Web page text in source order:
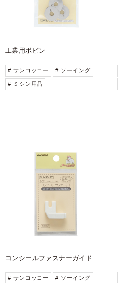
工業用ボビン
# サンコッコー # ソーイング
# ミシン用品
コンシールファスナーガイド
# サンコッコー # ソーイング